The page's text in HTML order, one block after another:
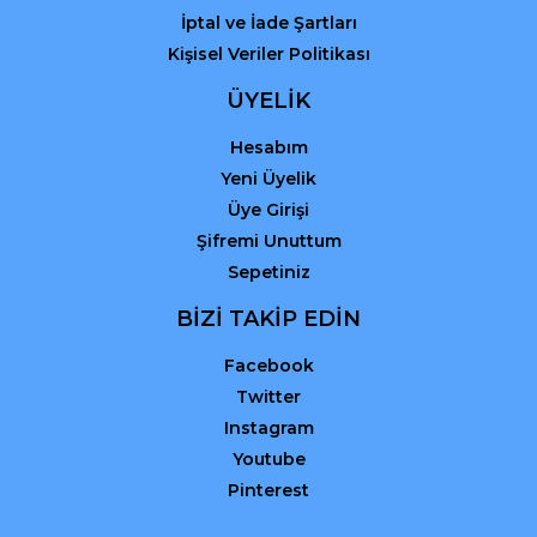
İptal ve İade Şartları
Kişisel Veriler Politikası
ÜYELİK
Hesabım
Yeni Üyelik
Üye Girişi
Şifremi Unuttum
Sepetiniz
BİZİ TAKİP EDİN
Facebook
Twitter
Instagram
Youtube
Pinterest